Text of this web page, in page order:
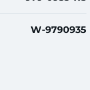
W-9790935